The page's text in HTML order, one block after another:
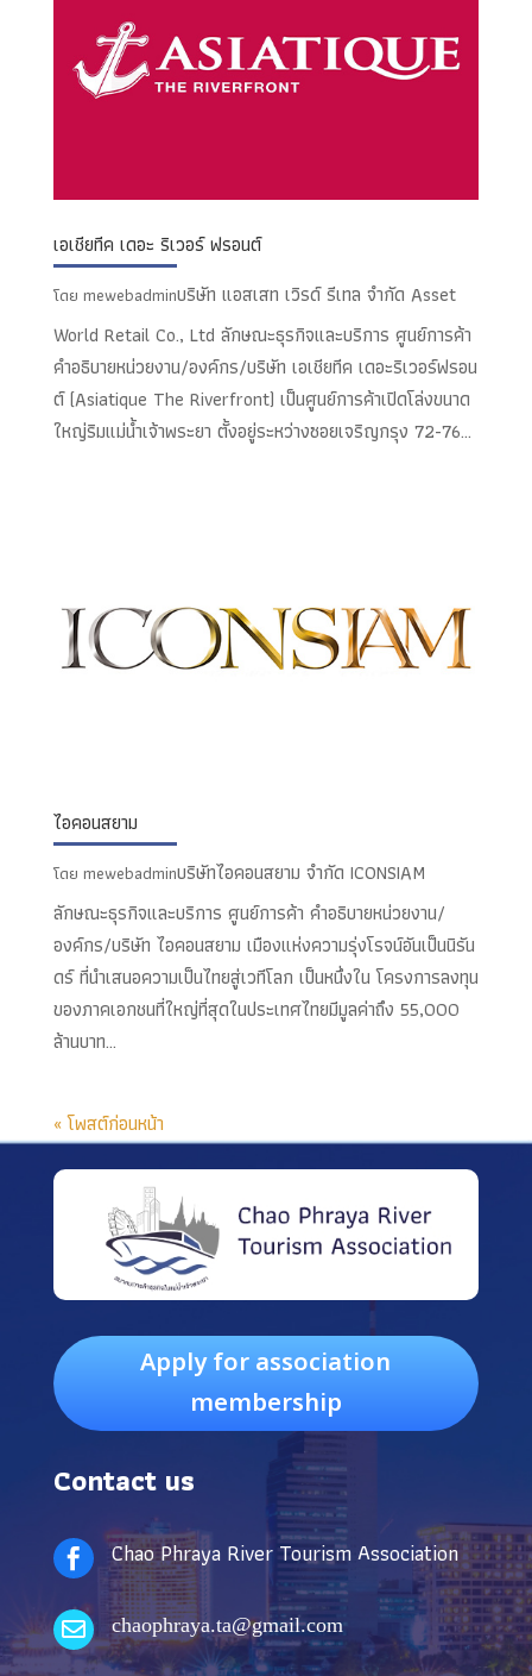
เอเชียทีค เดอะ ริเวอร์ ฟรอนต์
โดย mewebadminบริษัท แอสเสท เวิรด์ รีเทล จำกัด Asset
World Retail Co., Ltd ลักษณะธุรกิจและบริการ ศูนย์การค้า
คำอธิบายหน่วยงาน/องค์กร/บริษัท เอเชียทีค เดอะริเวอร์ฟรอน
ต์ (Asiatique The Riverfront) เป็นศูนย์การค้าเปิดโล่งขนาด
ใหญ่ริมแม่น้ำเจ้าพระยา ตั้งอยู่ระหว่างซอยเจริญกรุง 72-76...
ไอคอนสยาม
โดย mewebadminบริษัทไอคอนสยาม จำกัด ICONSIAM
ลักษณะธุรกิจและบริการ ศูนย์การค้า คำอธิบายหน่วยงาน/
องค์กร/บริษัท ไอคอนสยาม เมืองแห่งความรุ่งโรจน์อันเป็นนิรัน
ดร์ ที่นำเสนอความเป็นไทยสู่เวทีโลก เป็นหนึ่งใน โครงการลงทุน
ของภาคเอกชนที่ใหญ่ที่สุดในประเทศไทยมีมูลค่าถึง 55,000
ล้านบาท...
« โพสต์ก่อนหน้า
Apply for association
membership
Contact us
 Chao Phraya River Tourism Association
 chaophraya.ta@gmail.com